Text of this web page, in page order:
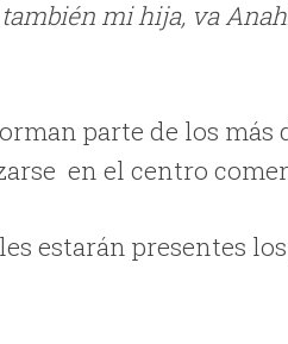
mi hija, va
parte de los más
en el centro
estarán presentes